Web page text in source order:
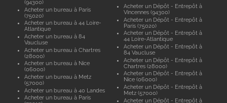
(94300)
Acheter un bureau à Paris
(75020)
Acheter un bureau à 44 Loire-
Atlantique
Acheter un bureau à 84
Vaucluse
Acheter un bureau à Chartres
(28000)
Acheter un bureau à Nice
(06000)
Acheter un bureau à Metz
(57000)
Acheter un bureau à 40 Landes
Acheter un bureau à Paris
Acheter un Dépôt - Entrepôt à
Vincennes (94300)
Acheter un Dépôt - Entrepôt à
Paris (75020)
Acheter un Dépôt - Entrepôt à
44 Loire-Atlantique
Acheter un Dépôt - Entrepôt à
84 Vaucluse
Acheter un Dépôt - Entrepôt à
Chartres (28000)
Acheter un Dépôt - Entrepôt à
Nice (06000)
Acheter un Dépôt - Entrepôt à
Metz (57000)
Acheter un Dépôt - Entrepôt à